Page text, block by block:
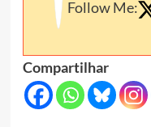
Follow Me:
Compartilhar